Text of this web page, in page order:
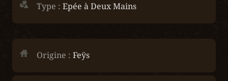
Type : Epée à Deux Mains
Origine : Feÿs